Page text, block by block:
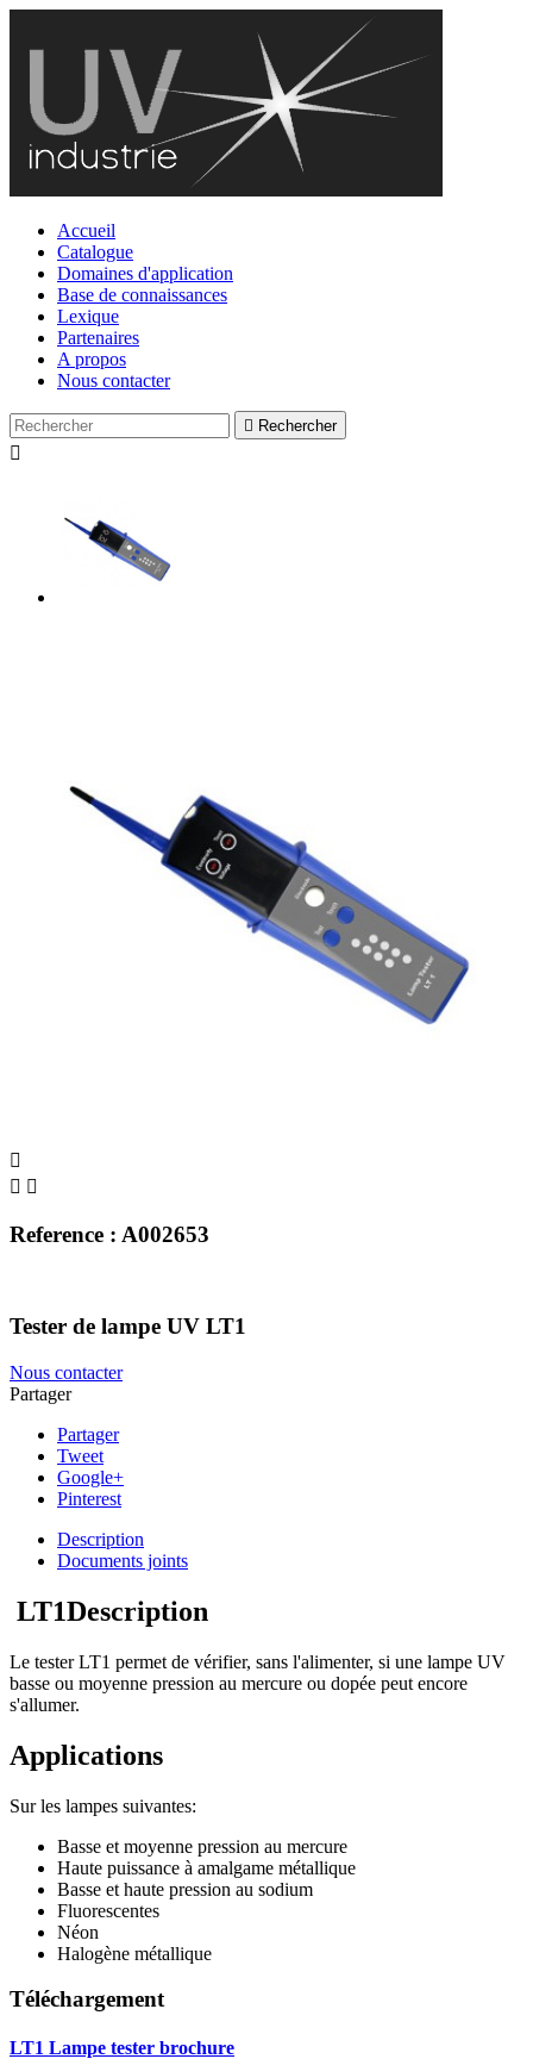
Accueil
Catalogue
Domaines d'application
Base de connaissances
Lexique
Partenaires
A propos
Nous contacter
 Rechercher


 
Reference : A002653
Tester de lampe UV LT1
Nous contacter
Partager
Partager
Tweet
Google+
Pinterest
Description
Documents joints
LT1Description
Le tester LT1 permet de vérifier, sans l'alimenter, si une lampe UV
basse ou moyenne pression au mercure ou dopée peut encore
s'allumer.
Applications
Sur les lampes suivantes:
Basse et moyenne pression au mercure
Haute puissance à amalgame métallique
Basse et haute pression au sodium
Fluorescentes
Néon
Halogène métallique
Téléchargement
LT1 Lampe tester brochure